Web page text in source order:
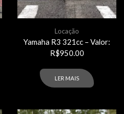
Locação
Yamaha R3 321cc – Valor:
R$950.00
LER MAIS